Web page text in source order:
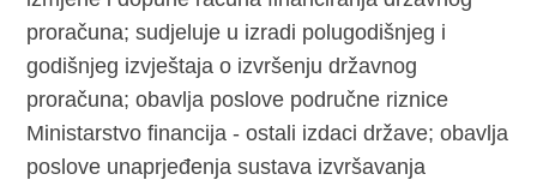
proračuna; sudjeluje u izradi polugodišnjeg i
godišnjeg izvještaja o izvršenju državnog
proračuna; obavlja poslove područne riznice
Ministarstvo financija - ostali izdaci države; obavlja
poslove unaprjeđenja sustava izvršavanja